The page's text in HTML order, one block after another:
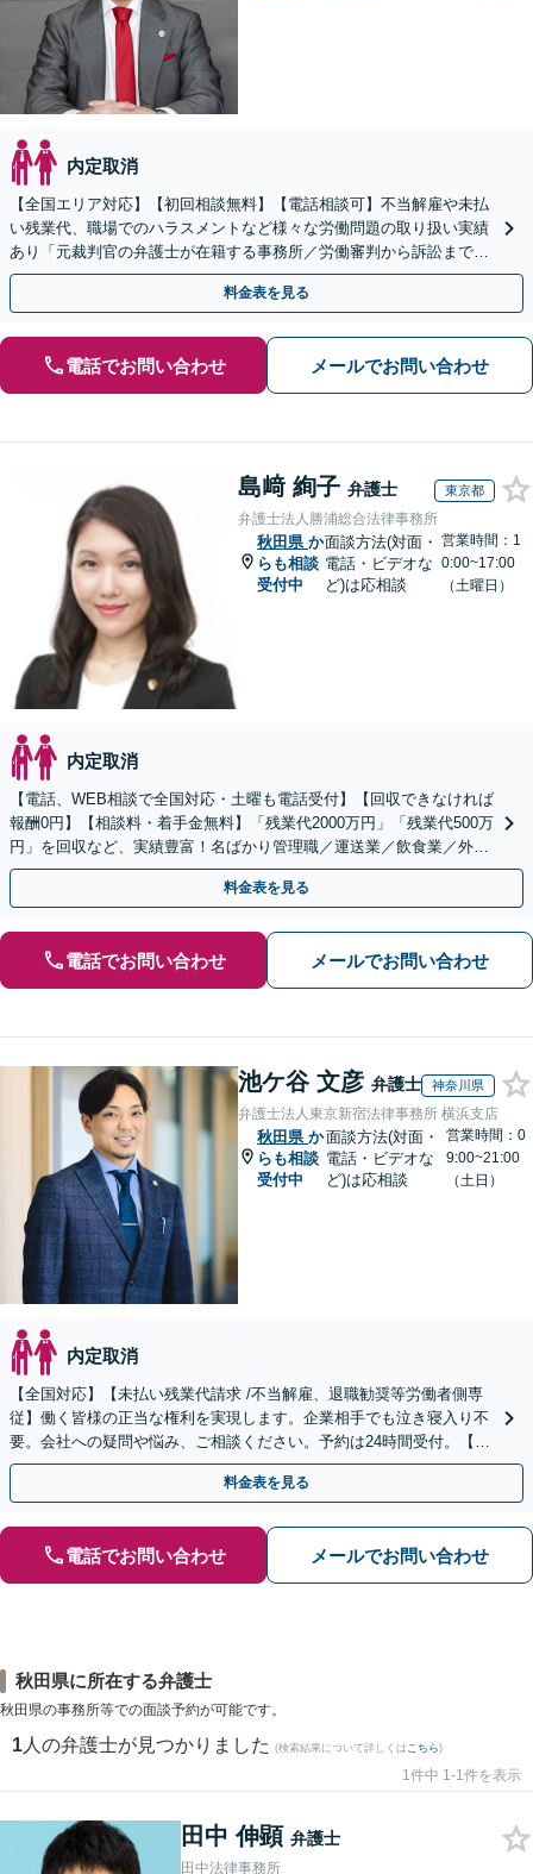
内定取消
【全国エリア対応】【初回相談無料】【電話相談可】不当解雇や未払
い残業代、職場でのハラスメントなど様々な労働問題の取り扱い実績
あり「元裁判官の弁護士が在籍する事務所／労働審判から訴訟まで、
裁判官経験を活かした最適な戦略を立案」
料金表を見る
電話でお問い合わせ メールでお問い合わせ
島﨑 絢子 弁護士 東京都
弁護士法人勝浦総合法律事務所
秋田県 か
らも相談
受付中
面談方法(対面・
電話・ビデオな
ど)は応相談
営業時間：1
0:00~17:00
（土曜日）
内定取消
【電話、WEB相談で全国対応・土曜も電話受付】【回収できなければ
報酬0円】【相談料・着手金無料】「残業代2000万円」「残業代500万
円」を回収など、実績豊富！名ばかり管理職／運送業／飲食業／外資
系など妥協せずに交渉！他で断られた方も対応。
料金表を見る
電話でお問い合わせ メールでお問い合わせ
池ケ谷 文彦 弁護士 神奈川県
弁護士法人東京新宿法律事務所 横浜支店
秋田県 か
らも相談
受付中
面談方法(対面・
電話・ビデオな
ど)は応相談
営業時間：0
9:00~21:00
（土日）
内定取消
【全国対応】【未払い残業代請求 /不当解雇、退職勧奨等労働者側専
従】働く皆様の正当な権利を実現します。企業相手でも泣き寝入り不
要。会社への疑問や悩み、ご相談ください。予約は24時間受付。【初
回面談無料】【夜間・休日対応可】
料金表を見る
電話でお問い合わせ メールでお問い合わせ
秋田県に所在する弁護士
秋田県の事務所等での面談予約が可能です。
1 人の弁護士が見つかりました (検索結果について詳しくは こちら)
1件中 1-1件を表示
田中 伸顕 弁護士
田中法律事務所